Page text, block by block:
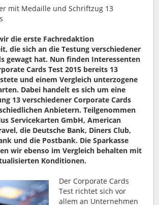
die erste Fachredaktion
die sich an die Testung verschiedener
gewagt hat. Nun finden Interessenten
Cards Test 2015 bereits 13
und einem Vergleich unterzogene
Dabei handelt es sich um eine
13 verschiedener Corporate Cards
Anbietern. Teilgenommen
Servicekarten GmbH, American
die Deutsche Bank, Diners Club,
und die Postbank. Die Sparkasse
wir ebenso im Vergleich behalten mit
Konditionen.
Der Corporate Cards
Test richtet sich vor
allem an Unternehmen